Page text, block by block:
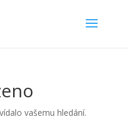
vašemu hledání.